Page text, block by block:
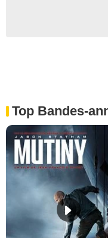
Top Bandes-